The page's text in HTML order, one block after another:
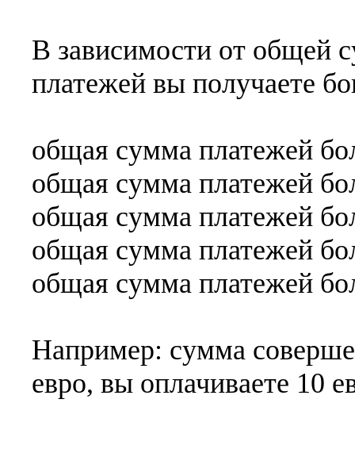
В зависимости от общей
платежей вы получаете
общая сумма платежей
общая сумма платежей
общая сумма платежей
общая сумма платежей
общая сумма платежей
Например: сумма
евро, вы оплачиваете 10